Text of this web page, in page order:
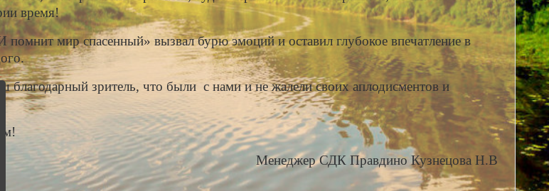
время!
помнит мир спасенный» вызвал бурю эмоций и оставил глубокое впечатление в
благодарный зритель, что были с нами и не жалели своих аплодисментов и
Менеджер СДК Правдино Кузнецова Н.В